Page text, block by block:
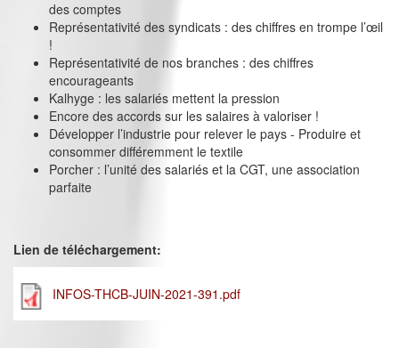
des comptes
Représentativité des syndicats : des chiffres en trompe l’œil
!
Représentativité de nos branches : des chiffres
encourageants
Kalhyge : les salariés mettent la pression
Encore des accords sur les salaires à valoriser !
Développer l’industrie pour relever le pays - Produire et
consommer différemment le textile
Porcher : l’unité des salariés et la CGT, une association
parfaite
Lien de téléchargement:
INFOS-THCB-JUIN-2021-391.pdf